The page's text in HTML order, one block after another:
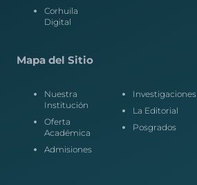
Corhuila
Digital
Mapa del Sitio
Nuestra
Institución
Oferta
Académica
Admisiones
Investigaciones
La Editorial
Posgrados